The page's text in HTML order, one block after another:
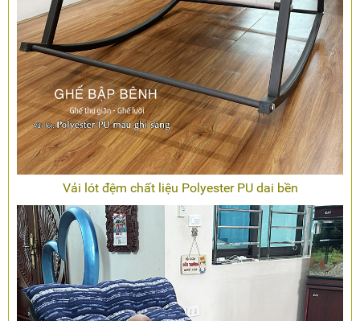
Vải lót đệm chất liệu Polyester PU dai bền